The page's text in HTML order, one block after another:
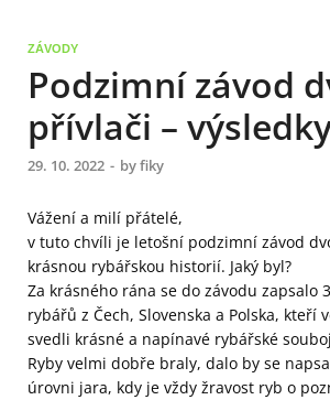
ZÁVODY
Podzimní závod
přívlači –
29. 10. 2022 - byfiky
Vážení a milí přátelé,
v tuto chvíli je letošní podzimní závod
krásnou rybářskou historií. Jaký byl?
Za krásného rána se do závodu zapsalo
rybářů z Čech, Slovenska a Polska, kteří
svedli krásné a napínavé rybářské
Ryby velmi dobře braly, dalo by se
úrovni jara, kdy je vždy žravost ryb o